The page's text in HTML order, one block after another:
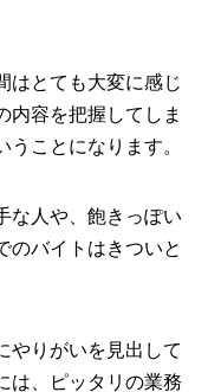
はとても大変に感じ
内容を把握してしま
うことになります。
な人や、飽きっぽい
のバイトはきついと
やりがいを見出して
は、ピッタリの業務